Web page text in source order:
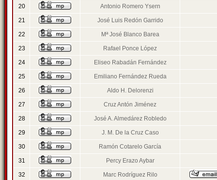
20 Antonio Romero Ysern
21 José Luis Redón Garrido
22 Mª José Blanco Barea
23 Rafael Ponce López
24 Eliseo Rabadán Fernández
25 Emiliano Fernández Rueda
26 Aldo H. Delorenzi
27 Cruz Antón Jiménez
28 José A. Almedárez Robledo
29 J. M. De la Cruz Caso
30 Ramón Cotarelo García
31 Percy Erazo Aybar
32 Marc Rodríguez Rilo